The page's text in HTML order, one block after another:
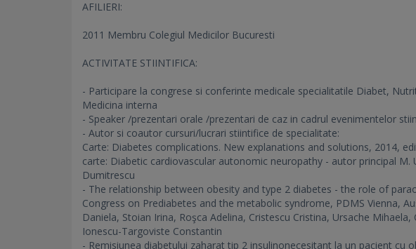
AFILIERI:
2011 Membru Colegiul Medicilor Bucuresti
ACTIVITATE STIINTIFICA:
- Participare la congrese si conferinte medicale specialitatile Diabet,
Medicina interna
- Speaker /prezentari orale /prezentari de caz in cadrul evenimentelor
- Autor si coautor cursuri/lucrari stiintifice de specialitate:
Carte: Diabetes complications. New explanations and solutions, 2014,
carte: Diabetic cardiovascular autonomic neuropathy - autor principal M.
Dumitrescu
- The relationship between obesity and type 2 diabetes - the role of
Congress on Prediabetes and the metabolic syndrome, PDMS Vienna,
Daniela, Stoian Irina, Roşca Adelina, Cristescu Cristina, Ursache
Ionescu-Targoviste Constantin
- Remisiunea diabetului zaharat tip 2 insulinonecesitant la un pacient cu